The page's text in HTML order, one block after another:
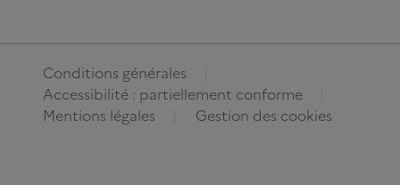
Conditions générales
Accessibilité : partiellement conforme
Mentions légales
Gestion des cookies